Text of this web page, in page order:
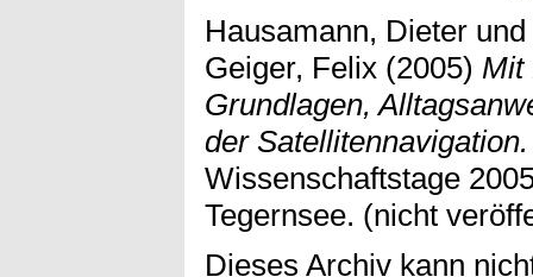
Hausamann, Dieter und
Geiger, Felix (2005) Mit
Grundlagen,
der Satellitennavigation.
Wissenschaftstage
Tegernsee. (nicht
Dieses Archiv kann